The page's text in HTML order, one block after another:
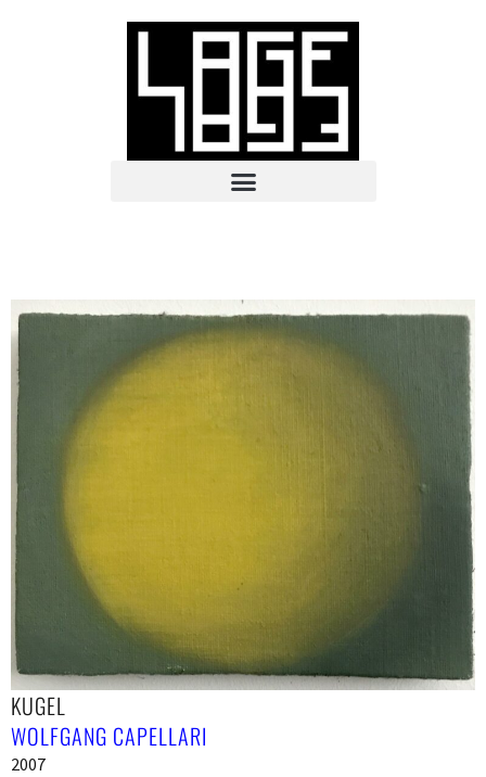
KUGEL
WOLFGANG CAPELLARI
2007